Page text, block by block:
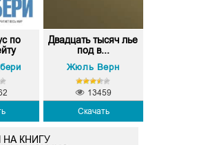
по
Двадцать тысяч лье
под в...
Жюль Верн
Скачать
13459
КНИГУ